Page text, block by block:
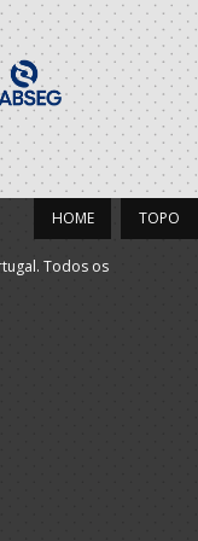
F
F
TOPO
HOME
Todos os